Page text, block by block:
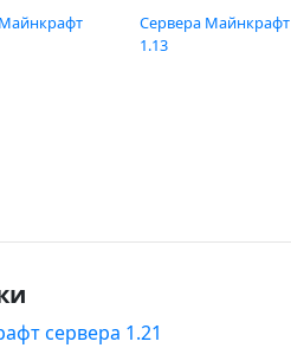
Сервера Майнкрафт
1.13
сервера 1.21